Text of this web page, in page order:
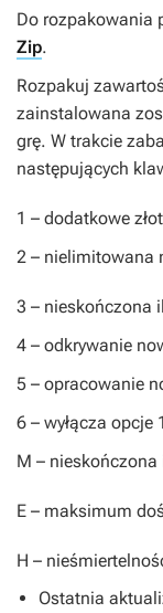
Do rozpakowania
Zip.
Rozpakuj
zainstalowana
grę. W trakcie
następujących
1 – dodatkowe
2 – nielimitowana
3 – nieskończona
4 – odkrywanie
5 – opracowanie
6 – wyłącza opcje
M –
E – maksimum
H –
Ostatnia